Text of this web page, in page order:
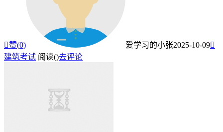
赞(0) 爱学习的小张2025-10-09
建筑考试 阅读()去评论